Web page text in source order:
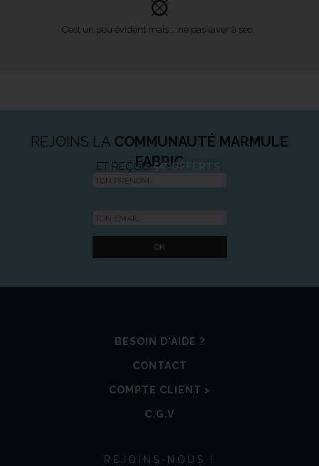
C’est un peu évident mais … ne pas laver à sec.
REJOINS LA COMMUNAUTÉ MARMULE
FABRIC
ET REÇOIS5€ OFFERTS
BESOIN D'AIDE ?
CONTACT
COMPTE CLIENT >
C.G.V
REJOINS-NOUS !